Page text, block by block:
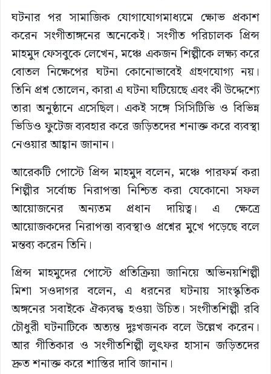
ঘটনার পর সামাজিক যোগাযোগমাধ্যমে ক্ষোভ প্রকাশ
করেন সংগীতাঙ্গনের অনেকেই। সংগীত পরিচালক প্রিন্স
মাহমুদ ফেসবুকে লেখেন, মঞ্চে একজন শিল্পীকে লক্ষ্য করে
বোতল নিক্ষেপের ঘটনা কোনোভাবেই গ্রহণযোগ্য নয়।
তিনি প্রশ্ন তোলেন, কারা এ ঘটনা ঘটিয়েছে এবং কী উদ্দেশ্যে
তারা অনুষ্ঠানে এসেছিল। একই সঙ্গে সিসিটিভি ও বিভিন্ন
ভিডিও ফুটেজ ব্যবহার করে জড়িতদের শনাক্ত করে ব্যবস্থা
নেওয়ার আহ্বান জানান।
আরেকটি পোস্টে প্রিন্স মাহমুদ বলেন, মঞ্চে পারফর্ম করা
শিল্পীর সর্বোচ্চ নিরাপত্তা নিশ্চিত করা যেকোনো সফল
আয়োজনের অন্যতম প্রধান দায়িত্ব। এ ক্ষেত্রে
আয়োজকদের নিরাপত্তা ব্যবস্থাও প্রশ্নের মুখে পড়েছে বলে
মন্তব্য করেন তিনি।
প্রিন্স মাহমুদের পোস্টে প্রতিক্রিয়া জানিয়ে অভিনয়শিল্পী
মিশা সওদাগর বলেন, এ ধরনের ঘটনায় সাংস্কৃতিক
অঙ্গনের সবাইকে ঐক্যবদ্ধ হওয়া উচিত। সংগীতশিল্পী রবি
চৌধুরী ঘটনাটিকে অত্যন্ত দুঃখজনক বলে উল্লেখ করেন।
আর গীতিকার ও সংগীতশিল্পী লুৎফর হাসান জড়িতদের
দ্রুত শনাক্ত করে শাস্তির দাবি জানান।